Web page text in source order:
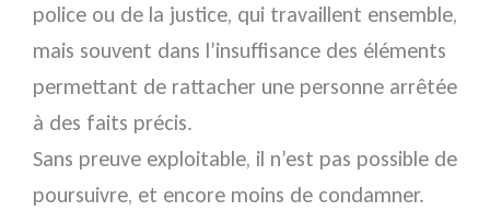
police ou de la justice, qui travaillent ensemble,
mais souvent dans l’insuffisance des éléments
permettant de rattacher une personne arrêtée
à des faits précis.
Sans preuve exploitable, il n’est pas possible de
poursuivre, et encore moins de condamner.